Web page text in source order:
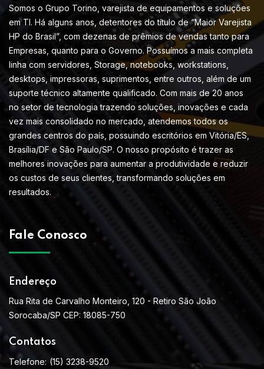
Somos o Grupo Torino, varejista de equipamentos e soluções
em TI. Há alguns anos, detentores do título de “Maior Varejista
HP do Brasil”, com dezenas de prêmios de vendas tanto para
Empresas, quanto para o Governo. Possuímos a mais completa
linha com servidores, Storage, notebooks, workstations,
desktops, impressoras, suprimentos, entre outros, além de um
suporte técnico altamente qualificado. Com mais de 20 anos
no setor de tecnologia trazendo soluções, inovações e cada
vez mais consolidado no mercado, atendemos todos os
grandes centros do país, possuindo escritórios em Vitória/ES,
Brasília/DF e São Paulo/SP. O nosso propósito é trazer as
melhores inovações para aumentar a produtividade e reduzir
os custos de seus clientes, transformando soluções em
resultados.
Fale Conosco
Endereço
Rua Rita de Carvalho Monteiro, 120 - Retiro São João
Sorocaba/SP CEP: 18085-750
Contatos
Telefone: (15) 3238-9520